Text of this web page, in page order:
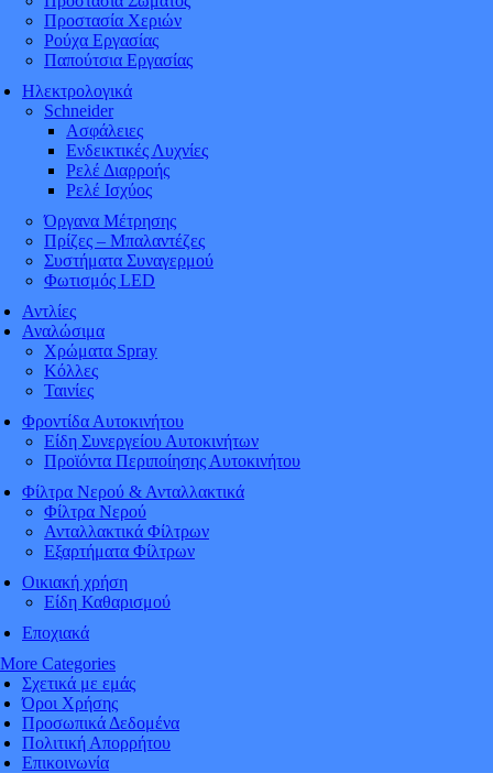
Προστασία Χεριών
Ρούχα Εργασίας
Παπούτσια Εργασίας
Ηλεκτρολογικά
Schneider
Ασφάλειες
Ενδεικτικές Λυχνίες
Ρελέ Διαρροής
Ρελέ Ισχύος
Όργανα Μέτρησης
Πρίζες – Μπαλαντέζες
Συστήματα Συναγερμού
Φωτισμός LED
Αντλίες
Αναλώσιμα
Χρώματα Spray
Κόλλες
Ταινίες
Φροντίδα Αυτοκινήτου
Είδη Συνεργείου Αυτοκινήτων
Προϊόντα Περιποίησης Αυτοκινήτου
Φίλτρα Νερού & Ανταλλακτικά
Φίλτρα Νερού
Ανταλλακτικά Φίλτρων
Εξαρτήματα Φίλτρων
Οικιακή χρήση
Είδη Καθαρισμού
Εποχιακά
More Categories
Σχετικά με εμάς
Όροι Χρήσης
Προσωπικά Δεδομένα
Πολιτική Απορρήτου
Επικοινωνία